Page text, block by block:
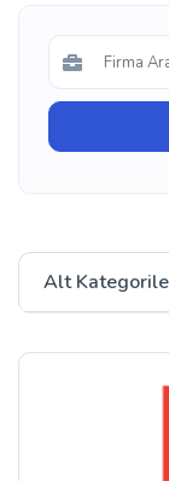
Alt